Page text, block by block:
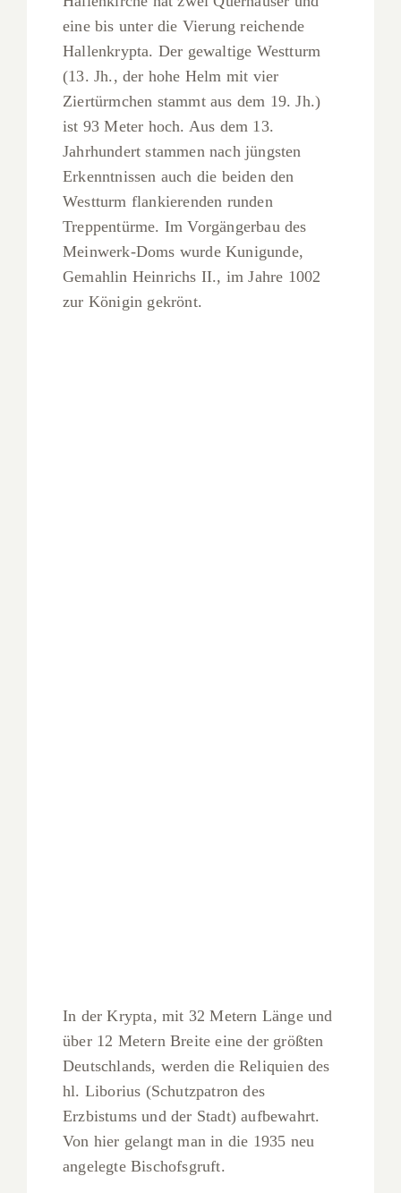
eine bis unter die Vierung reichende
Hallenkrypta. Der gewaltige Westturm
(13. Jh., der hohe Helm mit vier
Ziertürmchen stammt aus dem 19. Jh.)
ist 93 Meter hoch. Aus dem 13.
Jahrhundert stammen nach jüngsten
Erkenntnissen auch die beiden den
Westturm flankierenden runden
Treppentürme. Im Vorgängerbau des
Meinwerk-Doms wurde Kunigunde,
Gemahlin Heinrichs II., im Jahre 1002
zur Königin gekrönt.
In der Krypta, mit 32 Metern Länge und
über 12 Metern Breite eine der größten
Deutschlands, werden die Reliquien des
hl. Liborius (Schutzpatron des
Erzbistums und der Stadt) aufbewahrt.
Von hier gelangt man in die 1935 neu
angelegte Bischofsgruft.